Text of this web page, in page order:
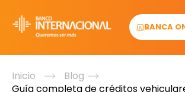
content
BANCA
Inicio
Blog
Guía completa de créditos